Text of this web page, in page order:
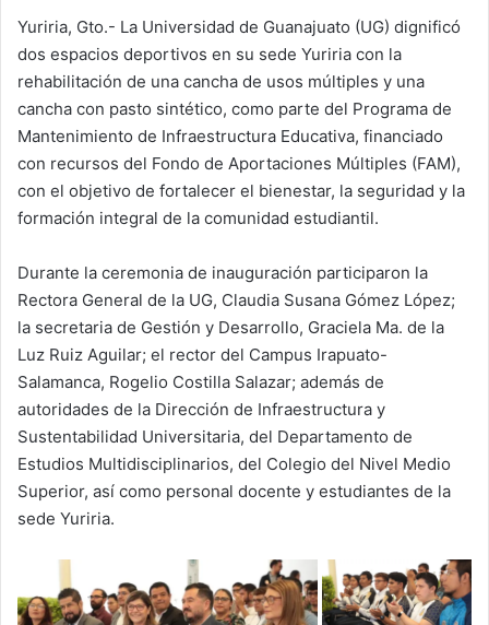
Yuriria, Gto.- La Universidad de Guanajuato (UG) dignificó
dos espacios deportivos en su sede Yuriria con la
rehabilitación de una cancha de usos múltiples y una
cancha con pasto sintético, como parte del Programa de
Mantenimiento de Infraestructura Educativa, financiado
con recursos del Fondo de Aportaciones Múltiples (FAM),
con el objetivo de fortalecer el bienestar, la seguridad y la
formación integral de la comunidad estudiantil.
Durante la ceremonia de inauguración participaron la
Rectora General de la UG, Claudia Susana Gómez López;
la secretaria de Gestión y Desarrollo, Graciela Ma. de la
Luz Ruiz Aguilar; el rector del Campus Irapuato-
Salamanca, Rogelio Costilla Salazar; además de
autoridades de la Dirección de Infraestructura y
Sustentabilidad Universitaria, del Departamento de
Estudios Multidisciplinarios, del Colegio del Nivel Medio
Superior, así como personal docente y estudiantes de la
sede Yuriria.